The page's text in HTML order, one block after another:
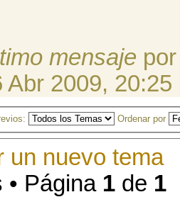
mensaje
Abr 2009, 20:25
Ordenar por
un nuevo tema
• Página 1 de 1